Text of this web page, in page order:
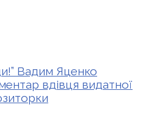
Вадим Яценко
вдівця видатної